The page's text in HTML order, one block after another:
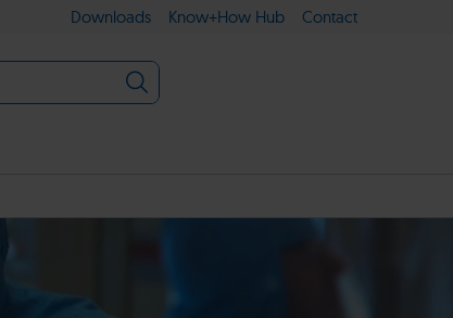
Downloads Know+How Hub Contact